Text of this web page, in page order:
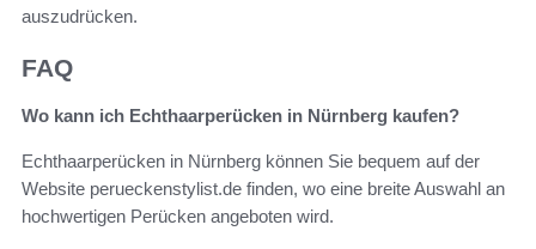
auszudrücken.
FAQ
Wo kann ich Echthaarperücken in Nürnberg kaufen?
Echthaarperücken in Nürnberg können Sie bequem auf der
Website perueckenstylist.de finden, wo eine breite Auswahl an
hochwertigen Perücken angeboten wird.